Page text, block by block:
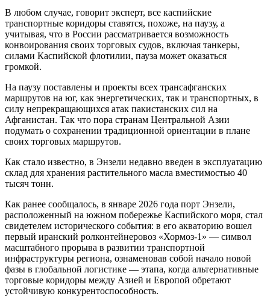
В любом случае, говорит эксперт, все каспийские
транспортные коридоры ставятся, похоже, на паузу, а
учитывая, что в России рассматривается возможность
конвоирования своих торговых судов, включая танкеры,
силами Каспийской флотилии, пауза может оказаться
громкой.
На паузу поставлены и проекты всех трансафганских
маршрутов на юг, как энергетических, так и транспортных, в
силу непрекращающихся атак пакистанских сил на
Афганистан. Так что пора странам Центральной Азии
подумать о сохранении традиционной ориентации в плане
своих торговых маршрутов.
Как стало известно, в Энзели недавно введен в эксплуатацию
склад для хранения растительного масла вместимостью 40
тысяч тонн.
Как ранее сообщалось, в январе 2026 года порт Энзели,
расположенный на южном побережье Каспийского моря, стал
свидетелем исторического события: в его акваторию вошел
первый иранский ролконтейнеровоз «Хормоз-1» — символ
масштабного прорыва в развитии транспортной
инфраструктуры региона, ознаменовав собой начало новой
фазы в глобальной логистике — этапа, когда альтернативные
торговые коридоры между Азией и Европой обретают
устойчивую конкурентоспособность.